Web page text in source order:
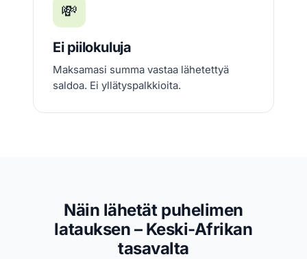
💸
Ei piilokuluja
Maksamasi summa vastaa lähetettyä
saldoa. Ei yllätyspalkkioita.
Näin lähetät puhelimen
latauksen – Keski-Afrikan
tasavalta